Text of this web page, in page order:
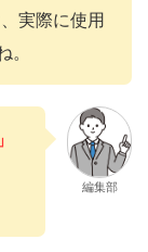
実際に使用
編集部